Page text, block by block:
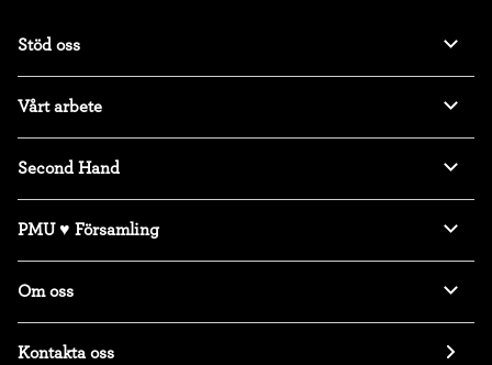
Stöd oss
Vårt arbete
Second Hand
PMU ♥ Församling
Om oss
Kontakta oss